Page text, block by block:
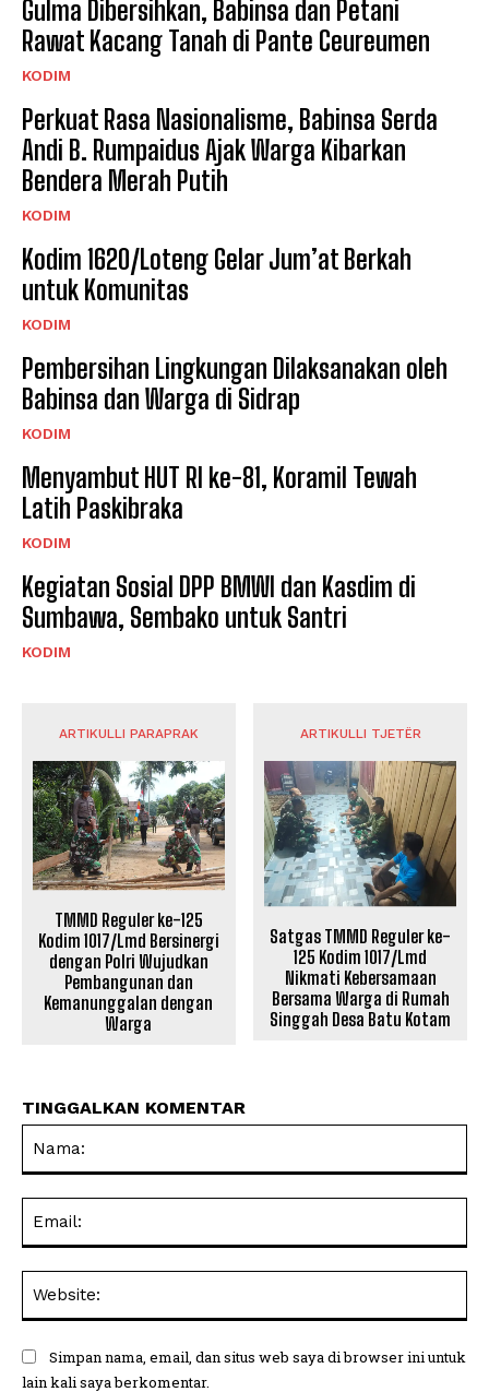
Gulma Dibersihkan, Babinsa dan Petani
Rawat Kacang Tanah di Pante Ceureumen
KODIM
Perkuat Rasa Nasionalisme, Babinsa Serda
Andi B. Rumpaidus Ajak Warga Kibarkan
Bendera Merah Putih
KODIM
Kodim 1620/Loteng Gelar Jum’at Berkah
untuk Komunitas
KODIM
Pembersihan Lingkungan Dilaksanakan oleh
Babinsa dan Warga di Sidrap
KODIM
Menyambut HUT RI ke-81, Koramil Tewah
Latih Paskibraka
KODIM
Kegiatan Sosial DPP BMWI dan Kasdim di
Sumbawa, Sembako untuk Santri
KODIM
ARTIKULLI PARAPRAK
TMMD Reguler ke-125
Kodim 1017/Lmd Bersinergi
dengan Polri Wujudkan
Pembangunan dan
Kemanunggalan dengan
Warga
ARTIKULLI TJETËR
Satgas TMMD Reguler ke-
125 Kodim 1017/Lmd
Nikmati Kebersamaan
Bersama Warga di Rumah
Singgah Desa Batu Kotam
TINGGALKAN KOMENTAR
Simpan nama, email, dan situs web saya di browser ini untuk
lain kali saya berkomentar.